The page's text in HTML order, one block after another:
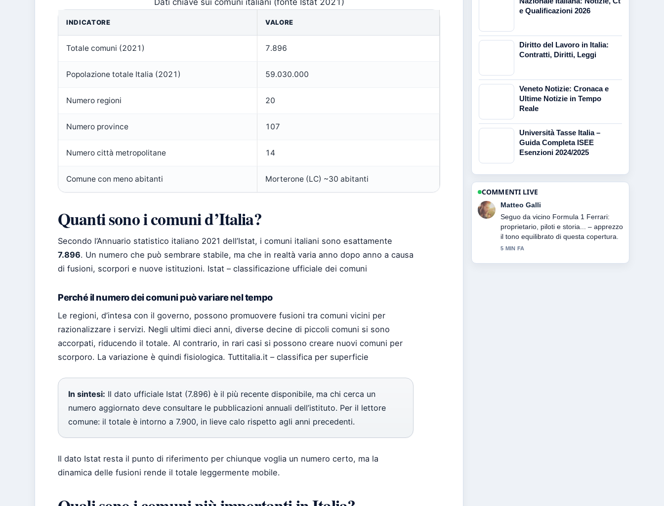
Dati chiave sui comuni italiani (fonte Istat 2021)
INDICATORE VALORE
Totale comuni (2021) 7.896
Popolazione totale Italia (2021) 59.030.000
Numero regioni 20
Numero province 107
Numero città metropolitane 14
Comune con meno abitanti Morterone (LC) ~30 abitanti
Quanti sono i comuni d’Italia?
Secondo l’Annuario statistico italiano 2021 dell’Istat, i comuni italiani sono esattamente
7.896. Un numero che può sembrare stabile, ma che in realtà varia anno dopo anno a causa
di fusioni, scorpori e nuove istituzioni. Istat – classificazione ufficiale dei comuni
Perché il numero dei comuni può variare nel tempo
Le regioni, d’intesa con il governo, possono promuovere fusioni tra comuni vicini per
razionalizzare i servizi. Negli ultimi dieci anni, diverse decine di piccoli comuni si sono
accorpati, riducendo il totale. Al contrario, in rari casi si possono creare nuovi comuni per
scorporo. La variazione è quindi fisiologica. Tuttitalia.it – classifica per superficie
In sintesi: Il dato ufficiale Istat (7.896) è il più recente disponibile, ma chi cerca un
numero aggiornato deve consultare le pubblicazioni annuali dell’istituto. Per il lettore
comune: il totale è intorno a 7.900, in lieve calo rispetto agli anni precedenti.
Il dato Istat resta il punto di riferimento per chiunque voglia un numero certo, ma la
dinamica delle fusioni rende il totale leggermente mobile.
e Qualificazioni 2026
Diritto del Lavoro in Italia:
Contratti, Diritti, Leggi
Veneto Notizie: Cronaca e
Ultime Notizie in Tempo
Reale
Università Tasse Italia –
Guida Completa ISEE
Esenzioni 2024/2025
COMMENTI LIVE
Chiara Romano
Contesto utile su Manovra finanziaria
2026: cosa prevede e cosa.... Per
favore continuate ad aggiornare
questo live.